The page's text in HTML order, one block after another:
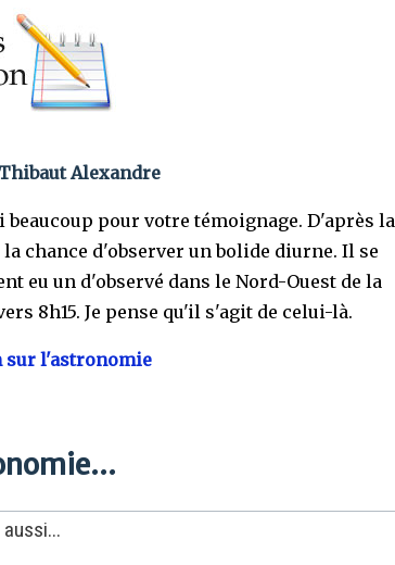
Thibaut Alexandre
pour votre témoignage. D'après la
chance d'observer un bolide diurne. Il se
eu un d'observé dans le Nord-Ouest de la
8h15. Je pense qu'il s'agit de celui-là.
sur l'astronomie